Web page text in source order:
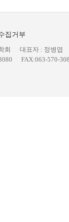
집거부
회
대표자 : 정병엽
FAX:063-570-